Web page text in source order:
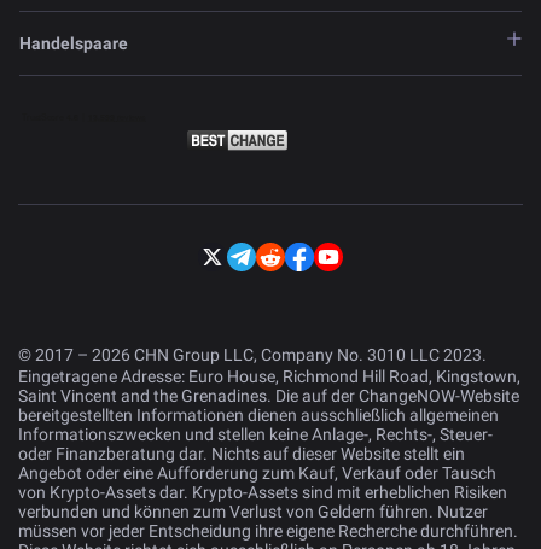
Handelspaare
© 2017 – 2026 CHN Group LLC, Company No. 3010 LLC 2023.
Eingetragene Adresse: Euro House, Richmond Hill Road, Kingstown,
Saint Vincent and the Grenadines. Die auf der ChangeNOW-Website
bereitgestellten Informationen dienen ausschließlich allgemeinen
Informationszwecken und stellen keine Anlage-, Rechts-, Steuer-
oder Finanzberatung dar. Nichts auf dieser Website stellt ein
Angebot oder eine Aufforderung zum Kauf, Verkauf oder Tausch
von Krypto-Assets dar. Krypto-Assets sind mit erheblichen Risiken
verbunden und können zum Verlust von Geldern führen. Nutzer
müssen vor jeder Entscheidung ihre eigene Recherche durchführen.